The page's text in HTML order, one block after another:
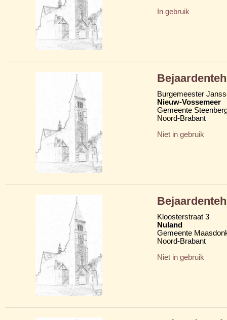
In gebruik
Burgemeester
Nieuw-Vossemeer
Gemeente
Noord-Brabant
Niet in gebruik
Kloosterstraat 3
Nuland
Gemeente
Noord-Brabant
Niet in gebruik